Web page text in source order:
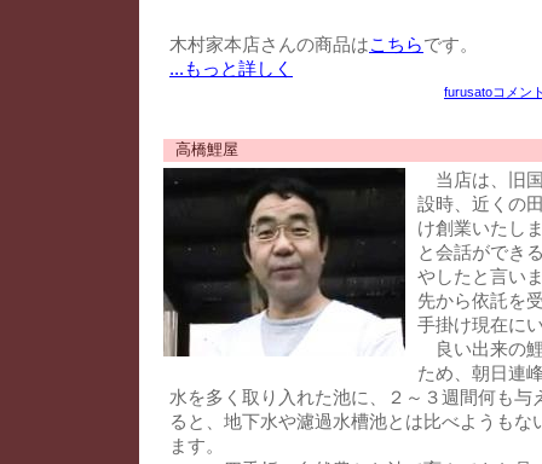
木村家本店さんの商品はこちらです。
...もっと詳しく
furusatoコメン
高橋鯉屋
当店は、旧
設時、近くの
け創業いたし
と会話ができ
やしたと言い
先から依託を
手掛け現在に
良い出来の
ため、朝日連
水を多く取り入れた池に、２～３週間何も与
ると、地下水や濾過水槽池とは比べようもな
ます。